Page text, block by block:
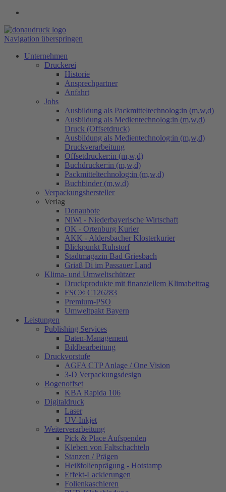
Navigation überspringen
Unternehmen
Druckerei
Historie
Ansprechpartner
Anfahrt
Jobs
Ausbildung als Packmitteltechnolog:in (m,w,d)
Ausbildung als Medientechnolog:in (m,w,d)
Druck (Offsetdruck)
Ausbildung als Medientechnolog:in (m,w,d)
Druckverarbeitung
Offsetdrucker:in (m,w,d)
Buchdrucker:in (m,w,d)
Packmitteltechnolog:in (m,w,d)
Buchbinder (m,w,d)
Verpackungs​hersteller
Verlag
Donaubote
NiWi - Niederbayerische Wirtschaft
OK - Ortenburg Kurier
AKK - Aldersbacher Klosterkurier
Blickpunkt Ruhstorf
Stadtmagazin Bad Griesbach
Griaß Di im Passauer Land
Klima- und Umweltschützer
Druckprodukte mit finanziellem Klimabeitrag
FSC® C126283
Premium-PSO
Umweltpakt Bayern
Leistungen
Publishing Services
Daten-Management
Bildbearbeitung
Druckvorstufe
AGFA CTP Anlage / One Vision
3-D Verpackungsdesign
Bogenoffset
KBA Rapida 106
Digitaldruck
Laser
UV-Inkjet
Weiterverarbeitung
Pick & Place Aufspenden
Kleben von Faltschachteln
Stanzen / Prägen
Heißfolienprägung - Hotstamp
Effekt-Lackierungen
Folienkaschieren